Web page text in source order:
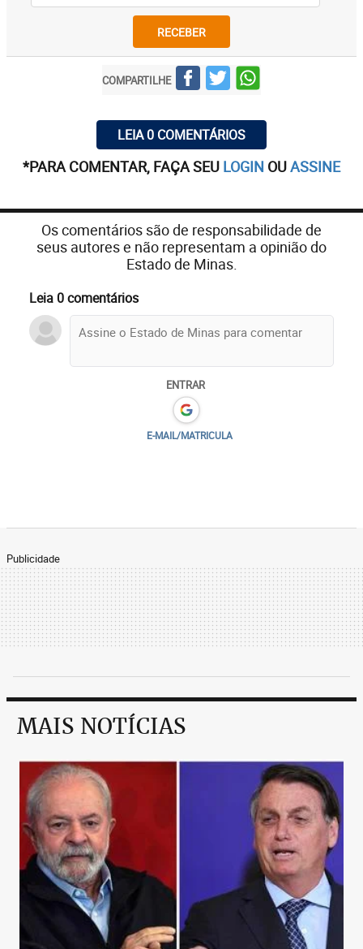
RECEBER
COMPARTILHE
LEIA 0 COMENTÁRIOS
*PARA COMENTAR, FAÇA SEU LOGIN OUASSINE
Os comentários são de responsabilidade de
seus autores e não representam a opinião do
Estado de Minas.
Leia 0 comentários
ENTRAR
E-MAIL/MATRICULA
Publicidade
MAIS NOTÍCIAS